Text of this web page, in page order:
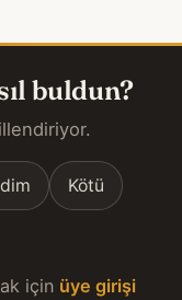
buldun?
Kötü
için üye girişi